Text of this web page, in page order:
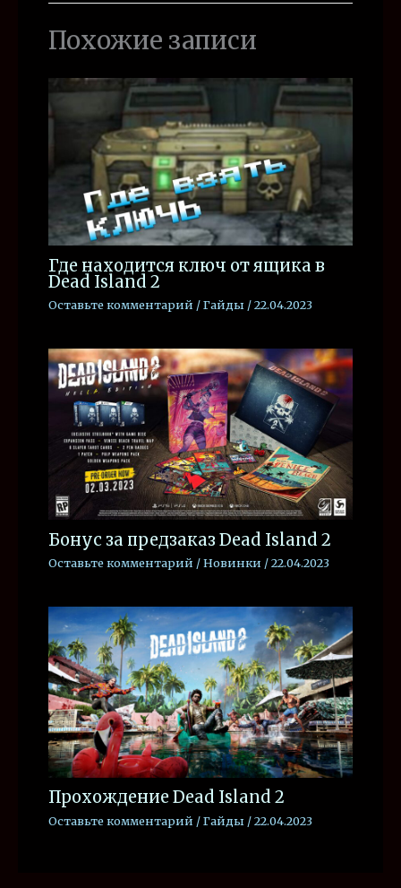
Похожие записи
Где находится ключ от ящика в
Dead Island 2
Оставьте комментарий /Гайды /22.04.2023
Бонус за предзаказ Dead Island 2
Оставьте комментарий /Новинки /22.04.2023
Прохождение Dead Island 2
Оставьте комментарий /Гайды /22.04.2023